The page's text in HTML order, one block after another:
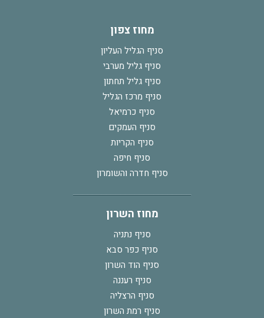
מחוז צפון
סניף הגליל העליון
סניף גליל מערבי
סניף גליל תחתון
סניף מרכז הגליל
סניף כרמיאל
סניף העמקים
סניף הקריות
סניף חיפה
סניף חדרה והשומרון
מחוז השרון
סניף נתניה
סניף כפר סבא
סניף הוד השרון
סניף רעננה
סניף הרצליה
סניף רמת השרון